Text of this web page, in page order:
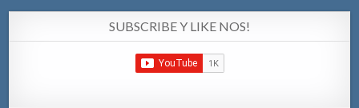
SUBSCRIBE Y LIKE NOS!